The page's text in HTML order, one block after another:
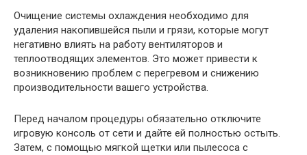
Очищение системы охлаждения необходимо для
удаления накопившейся пыли и грязи, которые могут
негативно влиять на работу вентиляторов и
теплоотводящих элементов. Это может привести к
возникновению проблем с перегревом и снижению
производительности вашего устройства.
Перед началом процедуры обязательно отключите
игровую консоль от сети и дайте ей полностью остыть.
Затем, с помощью мягкой щетки или пылесоса с